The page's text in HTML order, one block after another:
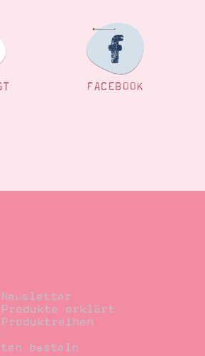
FACEBOOK
Produkte erklärt
basteln